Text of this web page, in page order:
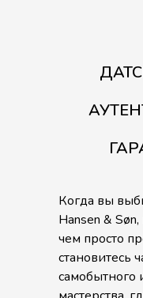
Когда вы
Hansen &
чем просто
становитесь
самобытного